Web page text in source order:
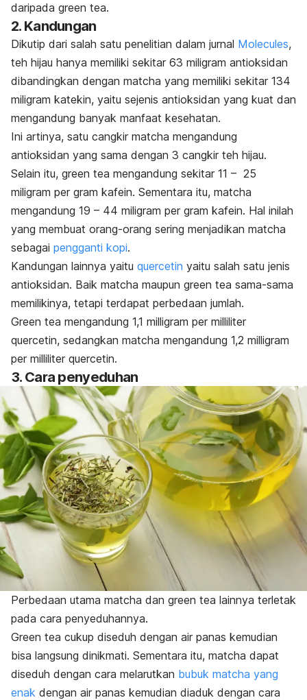
daripada green tea.
2. Kandungan
Dikutip dari salah satu penelitian dalam jurnal Molecules,
teh hijau hanya memiliki sekitar 63 miligram antioksidan
dibandingkan dengan matcha yang memiliki sekitar 134
miligram katekin, yaitu sejenis antioksidan yang kuat dan
mengandung banyak manfaat kesehatan.
Ini artinya, satu cangkir matcha mengandung
antioksidan yang sama dengan 3 cangkir teh hijau.
Selain itu, green tea mengandung sekitar 11 – 25
miligram per gram kafein. Sementara itu, matcha
mengandung 19 – 44 miligram per gram kafein. Hal inilah
yang membuat orang-orang sering menjadikan matcha
sebagai pengganti kopi.
Kandungan lainnya yaitu quercetin yaitu salah satu jenis
antioksidan. Baik matcha maupun green tea sama-sama
memilikinya, tetapi terdapat perbedaan jumlah.
Green tea mengandung 1,1 milligram per milliliter
quercetin, sedangkan matcha mengandung 1,2 milligram
per milliliter quercetin.
3. Cara penyeduhan
Perbedaan utama matcha dan green tea lainnya terletak
pada cara penyeduhannya.
Green tea cukup diseduh dengan air panas kemudian
bisa langsung dinikmati. Sementara itu, matcha dapat
diseduh dengan cara melarutkan bubuk matcha yang
enak dengan air panas kemudian diaduk dengan cara